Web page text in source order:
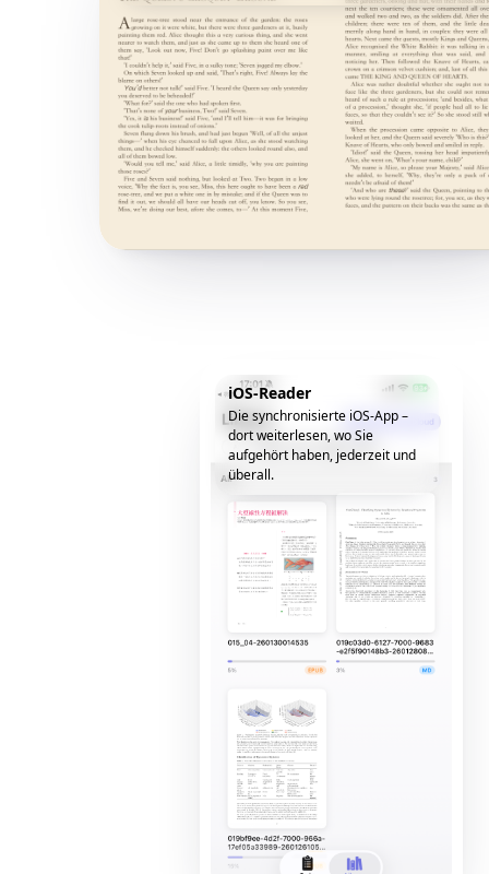
iOS-Reader
Die synchronisierte iOS-App –
dort weiterlesen, wo Sie
aufgehört haben, jederzeit und
überall.